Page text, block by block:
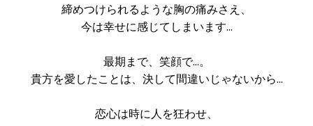
締めつけられるような胸の痛みさえ、
今は幸せに感じてしまいます…
最期まで、笑顔で…。
貴方を愛したことは、決して間違いじゃないから…
恋心は時に人を狂わせ、